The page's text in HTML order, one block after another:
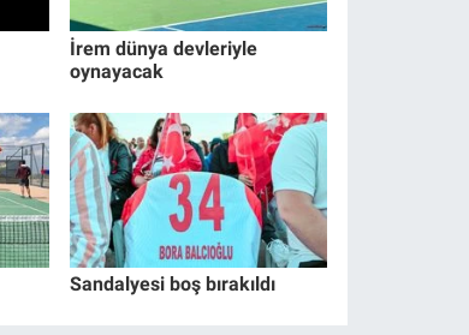
İrem dünya devleriyle
oynayacak
Sandalyesi boş bırakıldı